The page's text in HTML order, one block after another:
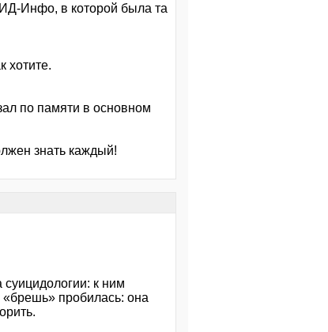
Инфо, в которой была та
хотите.
по памяти в основном
знать каждый!
суицидологии: к ним
«брешь» пробилась: она